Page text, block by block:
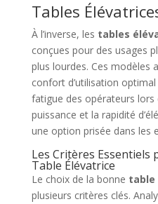
Tables
À l’inverse, les tables
conçues pour des usages
plus lourdes. Ces modèles
confort d’utilisation
fatigue des opérateurs
puissance et la rapidité
une option prisée dans les
Les Critères Essentiels
Table Élévatrice
Le choix de la bonne table
plusieurs critères clés.